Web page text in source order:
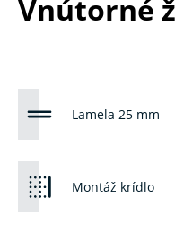
Vnútorné
Lamela 25 mm
Montáž krídlo